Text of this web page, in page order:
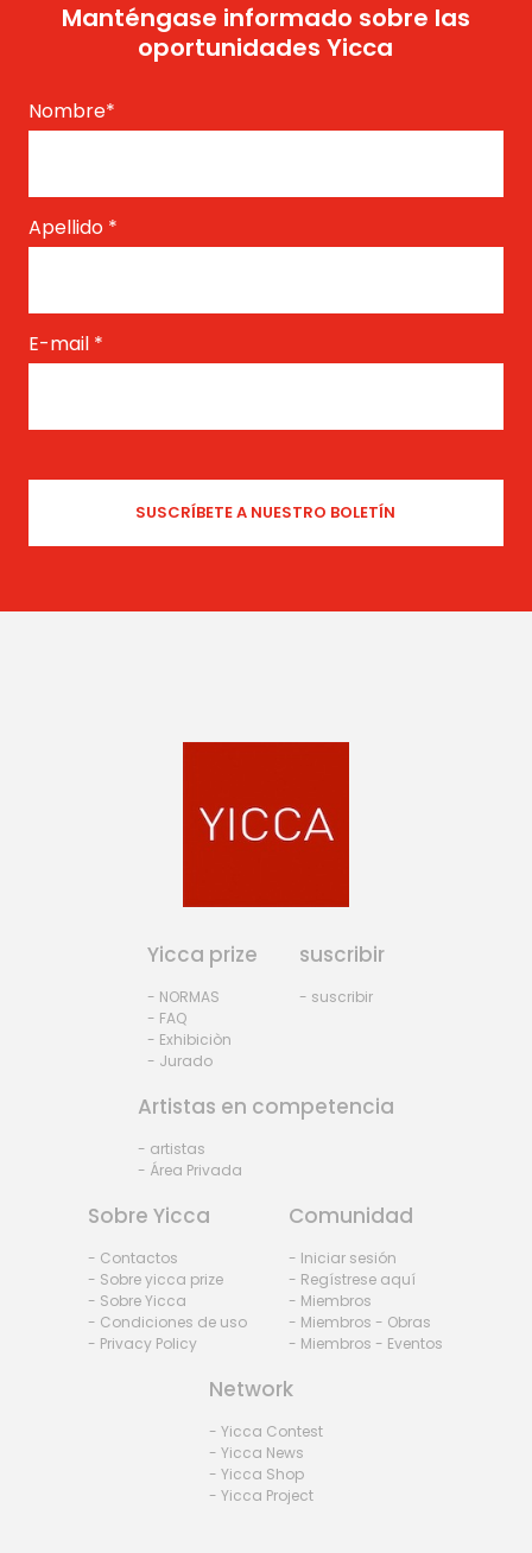
Manténgase informado sobre las
oportunidades Yicca
Nombre*
Apellido *
E-mail *
Yicca prize
- NORMAS
- FAQ
- Exhibiciòn
- Jurado
suscribir
- suscribir
Artistas en competencia
- artistas
- Área Privada
Sobre Yicca
- Contactos
- Sobre yicca prize
- Sobre Yicca
- Condiciones de uso
- Privacy Policy
Comunidad
- Iniciar sesión
- Regístrese aquí
- Miembros
- Miembros - Obras
- Miembros - Eventos
Network
- Yicca Contest
- Yicca News
- Yicca Shop
- Yicca Project